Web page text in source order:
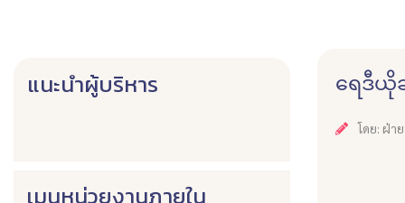
ရေဒီ
โดย: ฝ่า
แนะนำผู้บริหาร
เมนูหน่วยงานภายใน